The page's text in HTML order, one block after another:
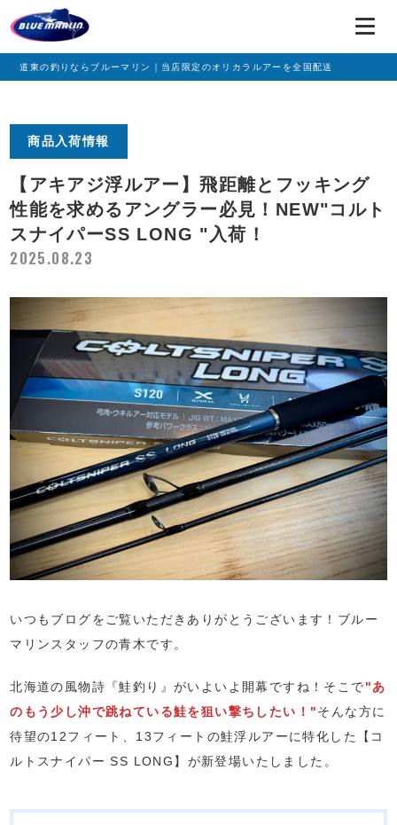
道東の釣りならブルーマリン｜当店限定のオリカラルアーを全国配送
商品入荷情報
【アキアジ浮ルアー】飛距離とフッキング
性能を求めるアングラー必見！NEW"コルト
スナイパーSS LONG "入荷！
2025.08.23
いつもブログをご覧いただきありがとうございます！ブルー
マリンスタッフの青木です。
北海道の風物詩『鮭釣り』がいよいよ開幕ですね！そこで"あ
のもう少し沖で跳ねている鮭を狙い撃ちしたい！"そんな方に
待望の12フィート、13フィートの鮭浮ルアーに特化した【コ
ルトスナイパー SS LONG】が新登場いたしました。